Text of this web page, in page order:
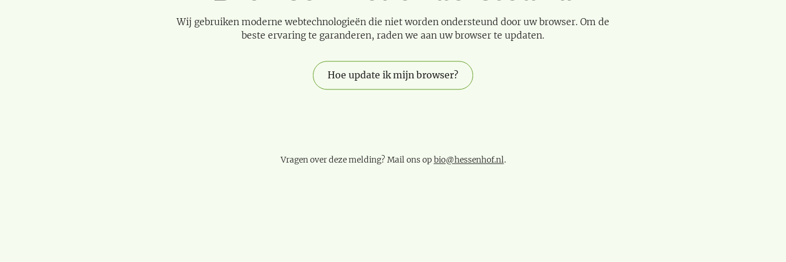
Wij gebruiken moderne webtechnologieën die niet worden ondersteund door uw browser. Om de
beste ervaring te garanderen, raden we aan uw browser te updaten.
Hoe update ik mijn browser?
Vragen over deze melding? Mail ons op bio@hessenhof.nl.